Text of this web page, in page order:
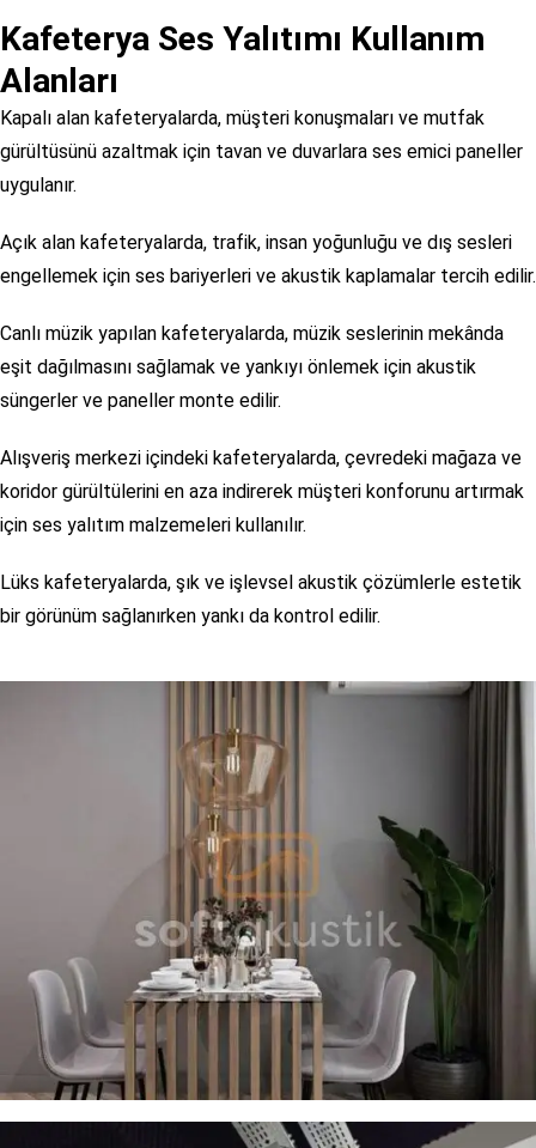
Kafeterya Ses Yalıtımı Kullanım
Alanları
Kapalı alan kafeteryalarda, müşteri konuşmaları ve mutfak
gürültüsünü azaltmak için tavan ve duvarlara ses emici paneller
uygulanır.
Açık alan kafeteryalarda, trafik, insan yoğunluğu ve dış sesleri
engellemek için ses bariyerleri ve akustik kaplamalar tercih edilir.
Canlı müzik yapılan kafeteryalarda, müzik seslerinin mekânda
eşit dağılmasını sağlamak ve yankıyı önlemek için akustik
süngerler ve paneller monte edilir.
Alışveriş merkezi içindeki kafeteryalarda, çevredeki mağaza ve
koridor gürültülerini en aza indirerek müşteri konforunu artırmak
için ses yalıtım malzemeleri kullanılır.
Lüks kafeteryalarda, şık ve işlevsel akustik çözümlerle estetik
bir görünüm sağlanırken yankı da kontrol edilir.